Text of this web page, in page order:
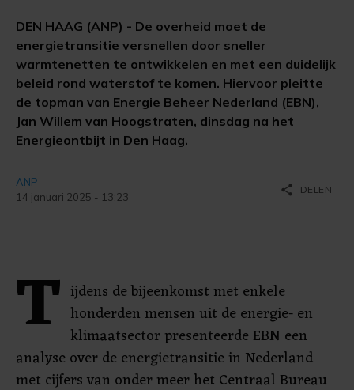
DEN HAAG (ANP) - De overheid moet de
energietransitie versnellen door sneller
warmtenetten te ontwikkelen en met een duidelijk
beleid rond waterstof te komen. Hiervoor pleitte
de topman van Energie Beheer Nederland (EBN),
Jan Willem van Hoogstraten, dinsdag na het
Energieontbijt in Den Haag.
ANP
14 januari 2025 - 13:23
share DELEN
T ijdens de bijeenkomst met enkele
honderden mensen uit de energie- en
klimaatsector presenteerde EBN een
analyse over de energietransitie in Nederland
met cijfers van onder meer het Centraal Bureau